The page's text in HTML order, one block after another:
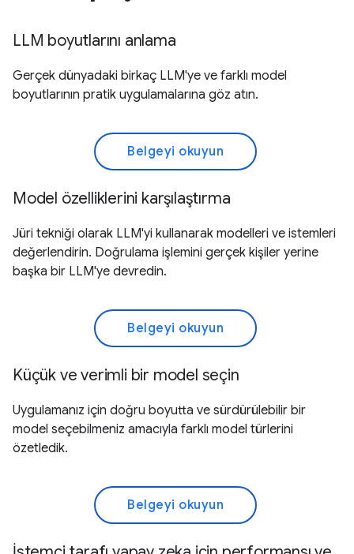
LLM boyutlarını anlama
Gerçek dünyadaki birkaç LLM'ye ve farklı model
boyutlarının pratik uygulamalarına göz atın.
Belgeyi okuyun
Model özelliklerini karşılaştırma
Jüri tekniği olarak LLM'yi kullanarak modelleri ve istemleri
değerlendirin. Doğrulama işlemini gerçek kişiler yerine
başka bir LLM'ye devredin.
Belgeyi okuyun
Küçük ve verimli bir model seçin
Uygulamanız için doğru boyutta ve sürdürülebilir bir
model seçebilmeniz amacıyla farklı model türlerini
özetledik.
Belgeyi okuyun